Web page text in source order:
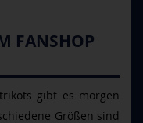
FANSHOP
gibt es morgen
Größen sind